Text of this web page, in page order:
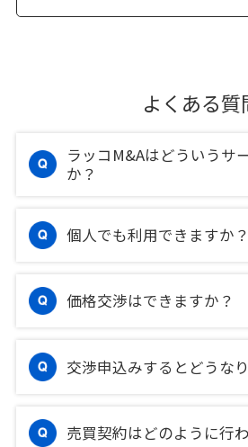
よくある質
ラッコM&Aはどういうサ
か？
個人でも利用できますか？
価格交渉はできますか？
交渉申込みするとどうな
売買契約はどのように行